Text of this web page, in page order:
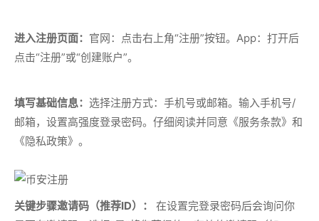
进入注册页面： 官网：点击右上角“注册”按钮。App：打开后
点击“注册”或“创建账户”。
填写基础信息： 选择注册方式：手机号或邮箱。输入手机号/
邮箱，设置高强度登录密码。仔细阅读并同意《服务条款》和
《隐私政策》。
关键步骤邀请码（推荐ID）：
在设置完登录密码后会询问你